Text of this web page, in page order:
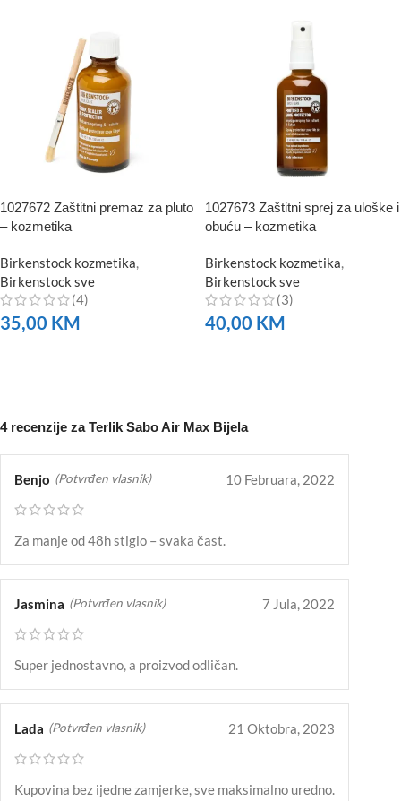
1027672 Zaštitni premaz za pluto
– kozmetika
Birkenstock kozmetika
Birkenstock sve
(4)
35,00 KM
1027673 Zaštitni sprej za uloške i
obuću – kozmetika
Birkenstock kozmetika
Birkenstock sve
(3)
40,00 KM
4 recenzije zaTerlik Sabo Air Max Bijela
Benjo (Potvrđen vlasnik) 10 Februara, 2022
Za manje od 48h stiglo – svaka čast.
Jasmina (Potvrđen vlasnik) 7 Jula, 2022
Super jednostavno, a proizvod odličan.
Lada (Potvrđen vlasnik) 21 Oktobra, 2023
Kupovina bez ijedne zamjerke, sve maksimalno uredno.